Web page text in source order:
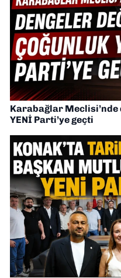
Karabağlar
YENİ Parti’ye geçti